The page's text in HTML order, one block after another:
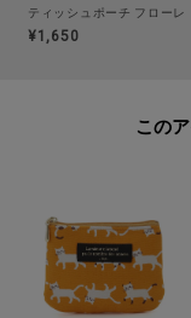
※照明の関係により、実
ティッシュポーチ フロー
¥1,650
この